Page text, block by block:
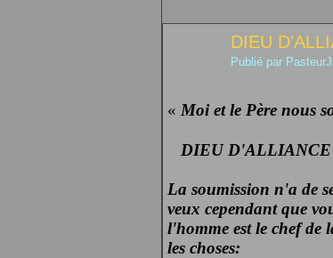
DIEU
Publié par
« Moi et le Père nous
DIEU D'ALLIANCE
La soumission n'a de
veux cependant que
l'homme est le chef de
les choses: